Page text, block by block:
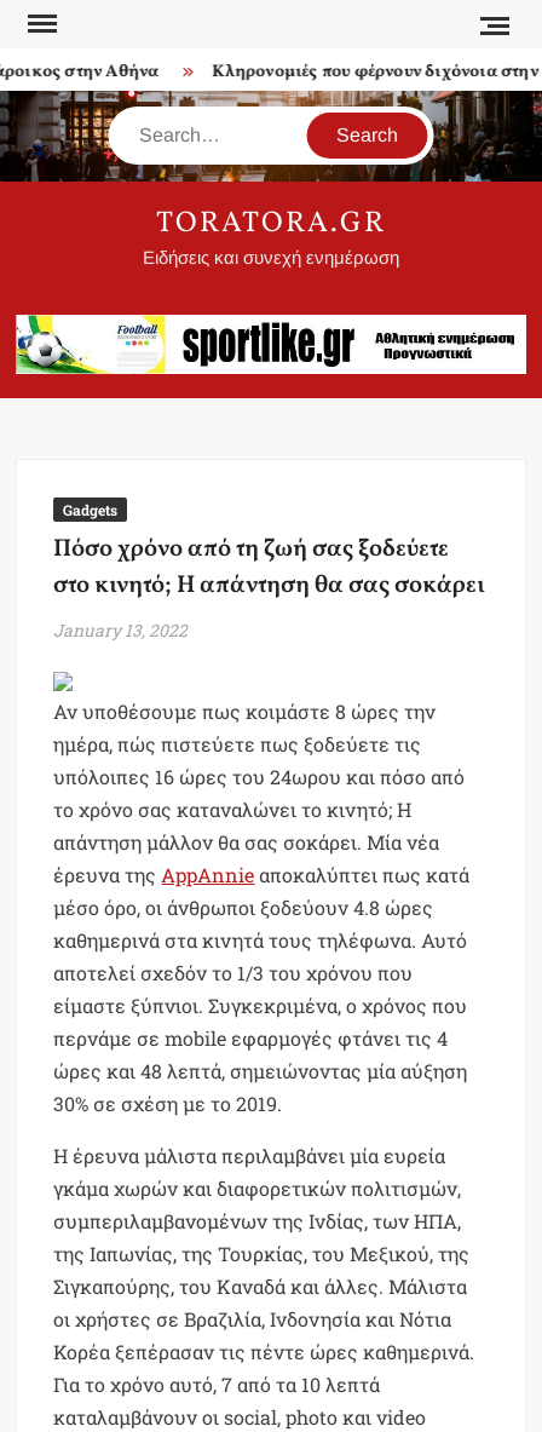
Skip
contentστην Αθήνα Κληρονομιές που φέρνουν διχόνοια στην
Search
TORATORA.GR
Ειδήσεις και συνεχή ενημέρωση
Gadgets
Πόσο χρόνο από τη ζωή σας ξοδεύετε
στο κινητό; Η απάντηση θα σας σοκάρει
January 13, 2022
Αν υποθέσουμε πως κοιμάστε 8 ώρες την
ημέρα, πώς πιστεύετε πως ξοδεύετε τις
υπόλοιπες 16 ώρες του 24ωρου και πόσο από
το χρόνο σας καταναλώνει το κινητό; Η
απάντηση μάλλον θα σας σοκάρει. Μία νέα
έρευνα της AppAnnieαποκαλύπτει πως κατά
μέσο όρο, οι άνθρωποι ξοδεύουν 4.8 ώρες
καθημερινά στα κινητά τους τηλέφωνα. Αυτό
αποτελεί σχεδόν το 1/3 του χρόνου που
είμαστε ξύπνιοι. Συγκεκριμένα, ο χρόνος που
περνάμε σε mobile εφαρμογές φτάνει τις 4
ώρες και 48 λεπτά, σημειώνοντας μία αύξηση
30% σε σχέση με το 2019.
Η έρευνα μάλιστα περιλαμβάνει μία ευρεία
γκάμα χωρών και διαφορετικών πολιτισμών,
συμπεριλαμβανομένων της Ινδίας, των ΗΠΑ,
της Ιαπωνίας, της Τουρκίας, του Μεξικού, της
Σιγκαπούρης, του Καναδά και άλλες. Μάλιστα
οι χρήστες σε Βραζιλία, Ινδονησία και Νότια
Κορέα ξεπέρασαν τις πέντε ώρες καθημερινά.
Για το χρόνο αυτό, 7 από τα 10 λεπτά
καταλαμβάνουν οι social, photo και video